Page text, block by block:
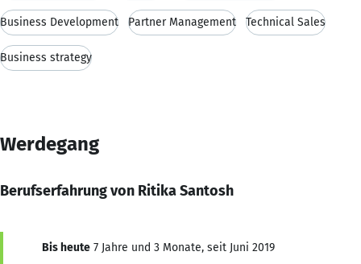
Business Development Partner Management Technical Sales
Business strategy
Werdegang
Berufserfahrung von Ritika Santosh
Bis heute 7 Jahre und 3 Monate, seit Juni 2019